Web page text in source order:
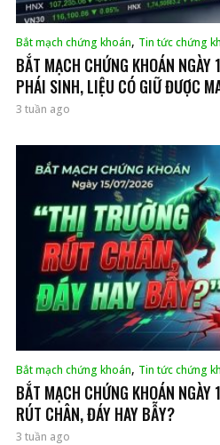
Bắt mạch chứng khoán, Tin tức chứng
BẮT MẠCH CHỨNG KHOÁN
PHÁI SINH, LIỆU CÓ GIỮ ĐƯỢC
3 tuần ago
Bắt mạch chứng khoán, Tin tức chứng
BẮT MẠCH CHỨNG KHOÁN
RÚT CHÂN, ĐÁY HAY BẪY?
3 tuần ago